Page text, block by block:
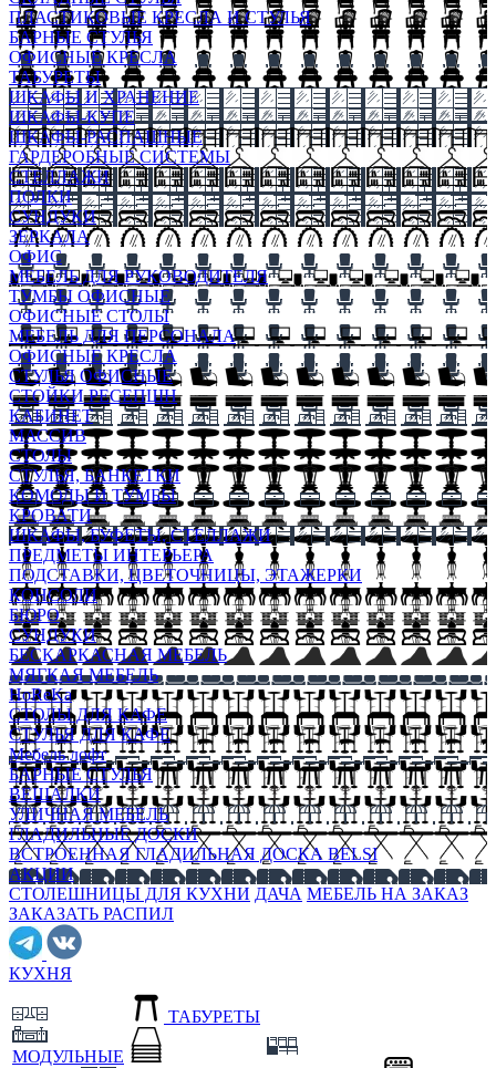
ПЛАСТИКОВЫЕ КРЕСЛА И СТУЛЬЯ
БАРНЫЕ СТУЛЬЯ
ОФИСНЫЕ КРЕСЛА
ТАБУРЕТЫ
ШКАФЫ И ХРАНЕНИЕ
ШКАФЫ-КУПЕ
ШКАФЫ-РАСПАШНЫЕ
ГАРДЕРОБНЫЕ СИСТЕМЫ
СТЕЛЛАЖИ
ПОЛКИ
СУНДУКИ
ЗЕРКАЛА
ОФИС
МЕБЕЛЬ ДЛЯ РУКОВОДИТЕЛЯ
ТУМБЫ ОФИСНЫЕ
ОФИСНЫЕ СТОЛЫ
МЕБЕЛЬ ДЛЯ ПЕРСОНАЛА
ОФИСНЫЕ КРЕСЛА
СТУЛЬЯ ОФИСНЫЕ
СТОЙКИ РЕСЕПШН
КАБИНЕТ
МАССИВ
СТОЛЫ
СТУЛЬЯ, БАНКЕТКИ
КОМОДЫ И ТУМБЫ
КРОВАТИ
ШКАФЫ, БУФЕТЫ, СТЕЛЛАЖИ
ПРЕДМЕТЫ ИНТЕРЬЕРА
ПОДСТАВКИ, ЦВЕТОЧНИЦЫ, ЭТАЖЕРКИ
КОНСОЛИ
БЮРО
СУНДУКИ
БЕСКАРКАСНАЯ МЕБЕЛЬ
МЯГКАЯ МЕБЕЛЬ
HoReKa
СТОЛЫ ДЛЯ КАФЕ
СТУЛЬЯ ДЛЯ КАФЕ
Мебель лофт
БАРНЫЕ СТУЛЬЯ
ВЕШАЛКИ
УЛИЧНАЯ МЕБЕЛЬ
ГЛАДИЛЬНЫЕ ДОСКИ
ВСТРОЕННАЯ ГЛАДИЛЬНАЯ ДОСКА BELSI
АКЦИИ
СТОЛЕШНИЦЫ ДЛЯ КУХНИ ДАЧА МЕБЕЛЬ НА ЗАКАЗ
ЗАКАЗАТЬ РАСПИЛ
КУХНЯ
МОДУЛЬНЫЕ
ТАБУРЕТЫ